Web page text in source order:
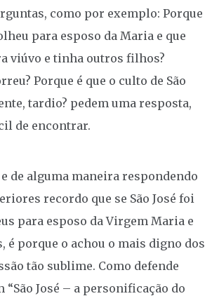
como por exemplo: Porque
para esposo da Maria e que
viúvo e tinha outros filhos?
Porque é que o culto de São
tardio? pedem uma resposta,
de encontrar.
de alguma maneira respondendo
recordo que se São José foi
para esposo da Virgem Maria e
é porque o achou o mais digno dos
tão sublime. Como defende
“São José – a personificação do